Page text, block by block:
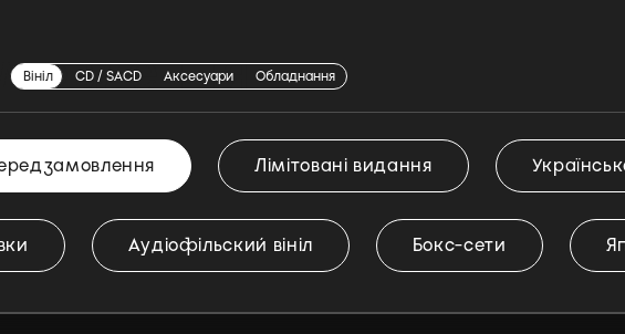
Вініл CD / SACD Аксесуари Обладнання
Лімітовані видання
Аудіофільский вініл Бокс-сети